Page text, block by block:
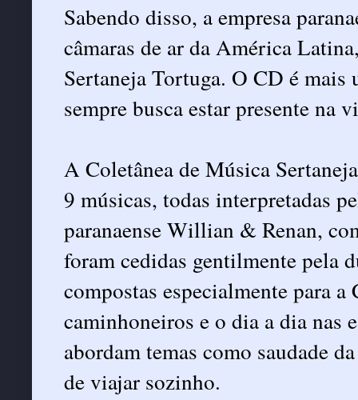
Sabendo disso, a empresa
câmaras de ar da América
Sertaneja Tortuga. O CD é mais
sempre busca estar presente na
A Coletânea de Música
9 músicas, todas interpretadas
paranaense Willian & Renan,
foram cedidas gentilmente pela
compostas especialmente para
caminhoneiros e o dia a dia nas
abordam temas como saudade
de viajar sozinho.